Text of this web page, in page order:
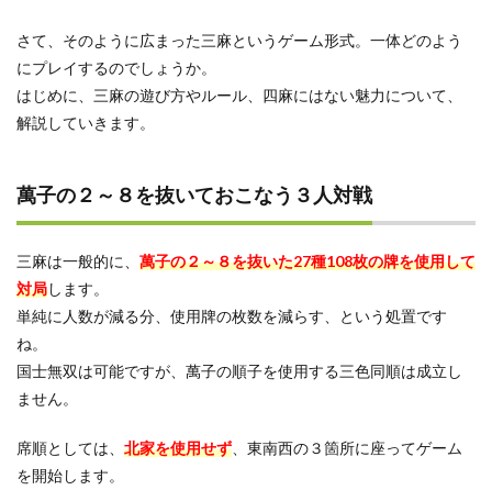
挑む
4.2
なる
べく
リー
チで
牽制
する
三麻
とは
に違
う発
さて、そのように広まった三麻というゲーム形式。一体どのよう
にプレイするのでしょうか。
はじめに、三麻の遊び方やルール、四麻にはない魅力について、
解説していきます。
萬子の２～８を抜いておこなう３人対戦
三麻は一般的に、 萬子の２～８を抜いた27種108枚の牌を使用して
対局します。
単純に人数が減る分、使用牌の枚数を減らす、という処置です
ね。
国士無双は可能ですが、萬子の順子を使用する三色同順は成立し
ません。
席順としては、 北家を使用せず 、東南西の３箇所に座ってゲーム
を開始します。